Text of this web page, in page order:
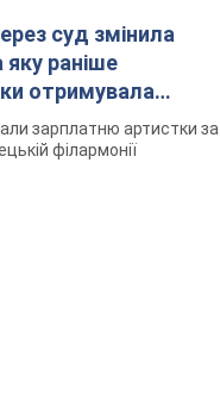
суд змінила
раніше
отримувала
зарплатню артистки за
філармонії